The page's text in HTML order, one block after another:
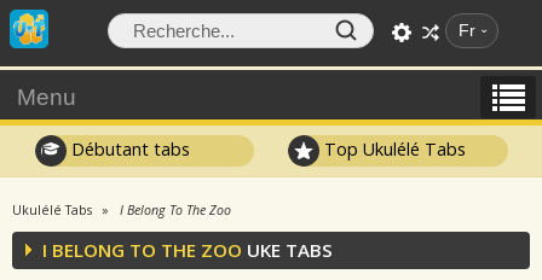
Fr
Menu
Débutant tabs Top Ukulélé Tabs
Ukulélé Tabs I Belong To The Zoo
I BELONG TO THE ZOO UKE TABS